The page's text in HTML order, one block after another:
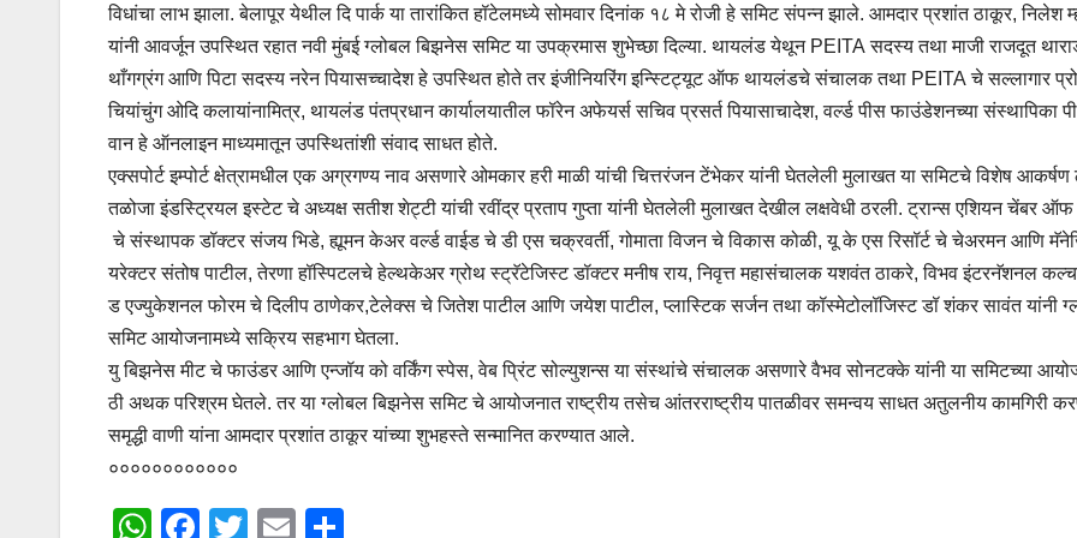
विधांचा लाभ झाला. बेलापूर येथील दि पार्क या तारांकित हॉटेलमध्ये सोमवार दिनांक १८ मे रोजी हे समिट संपन्न झाले. आमदार प्रशांत ठाकूर, निलेश
यांनी आवर्जून उपस्थित रहात नवी मुंबई ग्लोबल बिझनेस समिट या उपक्रमास शुभेच्छा दिल्या. थायलंड येथून PEITA सदस्य तथा माजी राजदूत
थाँगग्रंग आणि पिटा सदस्य नरेन पियासच्चादेश हे उपस्थित होते तर इंजीनियरिंग इन्स्टिट्यूट ऑफ थायलंडचे संचालक तथा PEITA चे सल्लागार
चियांचुंग ओदि कलायांनामित्र, थायलंड पंतप्रधान कार्यालयातील फॉरेन अफेयर्स सचिव प्रसर्त पियासाचादेश, वर्ल्ड पीस फाउंडेशनच्या संस्थापिका
वान हे ऑनलाइन माध्यमातून उपस्थितांशी संवाद साधत होते.
एक्सपोर्ट इम्पोर्ट क्षेत्रामधील एक अग्रगण्य नाव असणारे ओमकार हरी माळी यांची चित्तरंजन टेंभेकर यांनी घेतलेली मुलाखत या समिटचे विशेष आकर्षण
तळोजा इंडस्ट्रियल इस्टेट चे अध्यक्ष सतीश शेट्टी यांची रवींद्र प्रताप गुप्ता यांनी घेतलेली मुलाखत देखील लक्षवेधी ठरली. ट्रान्स एशियन चेंबर ऑफ
चे संस्थापक डॉक्टर संजय भिडे, ह्यूमन केअर वर्ल्ड वाईड चे डी एस चक्रवर्ती, गोमाता विजन चे विकास कोळी, यू के एस रिसॉर्ट चे चेअरमन आणि
यरेक्टर संतोष पाटील, तेरणा हॉस्पिटलचे हेल्थकेअर ग्रोथ स्ट्रॅटेजिस्ट डॉक्टर मनीष राय, निवृत्त महासंचालक यशवंत ठाकरे, विभव इंटरनॅशनल
ड एज्युकेशनल फोरम चे दिलीप ठाणेकर,टेलेक्स चे जितेश पाटील आणि जयेश पाटील, प्लास्टिक सर्जन तथा कॉस्मेटोलॉजिस्ट डॉ शंकर सावंत यांनी
समिट आयोजनामध्ये सक्रिय सहभाग घेतला.
यु बिझनेस मीट चे फाउंडर आणि एन्जॉय को वर्किंग स्पेस, वेब प्रिंट सोल्युशन्स या संस्थांचे संचालक असणारे वैभव सोनटक्के यांनी या समिटच्या
ठी अथक परिश्रम घेतले. तर या ग्लोबल बिझनेस समिट चे आयोजनात राष्ट्रीय तसेच आंतरराष्ट्रीय पातळीवर समन्वय साधत अतुलनीय कामगिरी
समृद्धी वाणी यांना आमदार प्रशांत ठाकूर यांच्या शुभहस्ते सन्मानित करण्यात आले.
००००००००००००
W
F
T
E